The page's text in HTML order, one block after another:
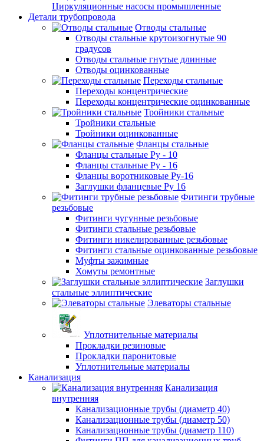
Циркуляционные насосы промышленные
Детали трубопровода
Отводы стальные
Отводы стальные крутоизогнутые 90
градусов
Отводы стальные гнутые длинные
Отводы оцинкованные
Переходы стальные
Переходы концентрические
Переходы концентрические оцинкованные
Тройники стальные
Тройники стальные
Тройники оцинкованные
Фланцы стальные
Фланцы стальные Ру - 10
Фланцы стальные Ру - 16
Фланцы воротниковые Ру-16
Заглушки фланцевые Ру 16
Фитинги трубные
резьбовые
Фитинги чугунные резьбовые
Фитинги стальные резьбовые
Фитинги никелированные резьбовые
Фитинги стальные оцинкованные резьбовые
Муфты зажимные
Хомуты ремонтные
Заглушки
стальные эллиптические
Элеваторы стальные
Уплотнительные материалы
Прокладки резиновые
Прокладки паронитовые
Уплотнительные материалы
Канализация
Канализация
внутренняя
Канализационные трубы (диаметр 40)
Канализационные трубы (диаметр 50)
Канализационные трубы (диаметр 110)